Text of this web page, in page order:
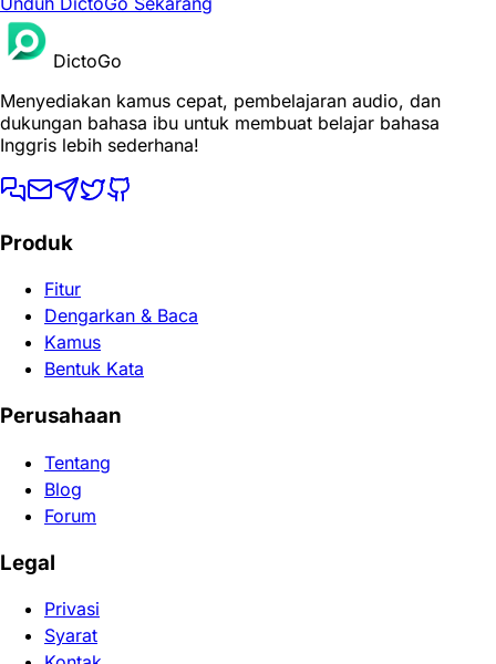
DictoGo
Menyediakan kamus cepat, pembelajaran audio, dan
dukungan bahasa ibu untuk membuat belajar bahasa
Inggris lebih sederhana!
Produk
Fitur
Dengarkan & Baca
Kamus
Bentuk Kata
Perusahaan
Tentang
Blog
Forum
Legal
Privasi
Syarat